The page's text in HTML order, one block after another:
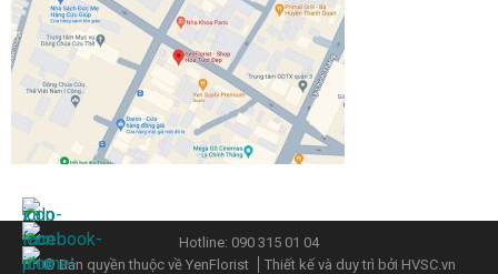
Hotline: 090 315 01 04
© Bản quyền thuộc về YenFlorist
Thiết kế và duy trì bởi HVSC.vn